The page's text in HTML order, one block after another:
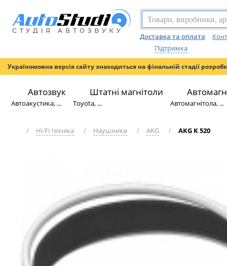
Доставка та оплата
Підтримка
Україномовна версія сайту знаходиться на фінальній стадії
Автозвук
Автоакустика, ...
Штатні магнітоли
Toyota, ... Автомагнітола, ...
/ Hi-Fi техніка / Наушники / AKG / AKG K 520